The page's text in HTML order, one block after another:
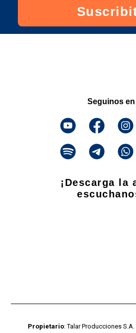
Seguinos en
¡Descarga la
Propietario: Talar Producciones